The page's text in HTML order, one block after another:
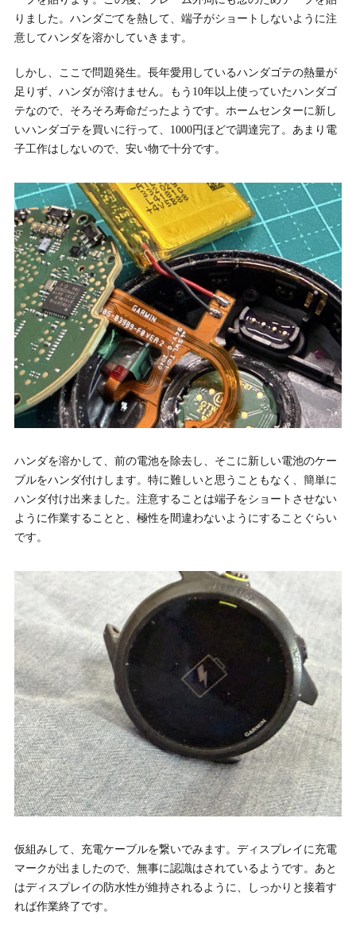
りました。ハンダごてを熱して、端子がショートしないように注
意してハンダを溶かしていきます。
しかし、ここで問題発生。長年愛用しているハンダゴテの熱量が
足りず、ハンダが溶けません。もう10年以上使っていたハンダゴ
テなので、そろそろ寿命だったようです。ホームセンターに新し
いハンダゴテを買いに行って、1000円ほどで調達完了。あまり電
子工作はしないので、安い物で十分です。
ハンダを溶かして、前の電池を除去し、そこに新しい電池のケー
ブルをハンダ付けします。特に難しいと思うこともなく、簡単に
ハンダ付け出来ました。注意することは端子をショートさせない
ように作業することと、極性を間違わないようにすることぐらい
です。
仮組みして、充電ケーブルを繋いでみます。ディスプレイに充電
マークが出ましたので、無事に認識はされているようです。あと
はディスプレイの防水性が維持されるように、しっかりと接着す
れば作業終了です。